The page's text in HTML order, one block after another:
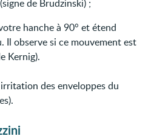
de Brudzinski) ;
hanche à 90° et étend
Il observe si ce mouvement est
Kernig).
des enveloppes du